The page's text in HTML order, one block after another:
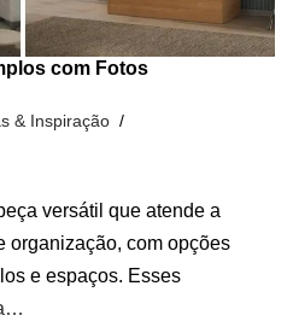
com Fotos
& Inspiração
versátil que atende a
organização, com opções
e espaços. Esses